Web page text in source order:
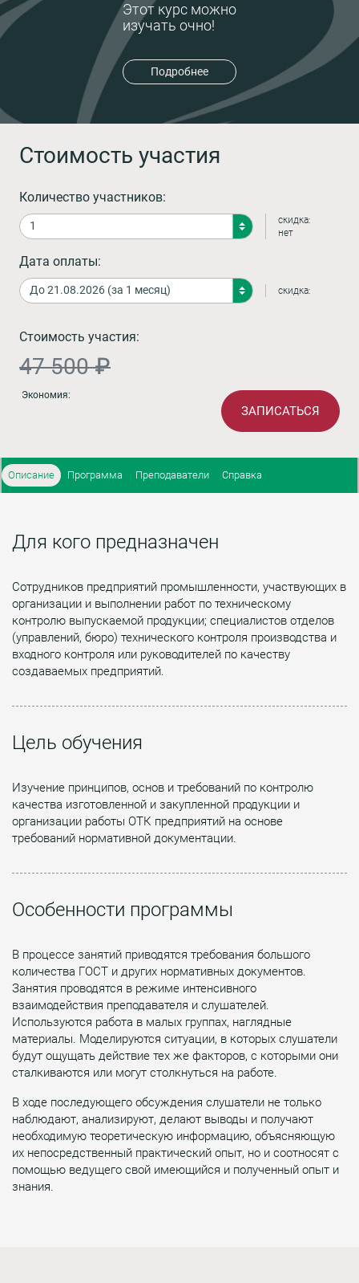
Этот курс можно
изучать очно!
Подробнее
Стоимость участия
Количество участников:
скидка:
нет
Дата оплаты:
скидка:
Стоимость участия:
47 500 ₽
Экономия:
ЗАПИСАТЬСЯ
Описание Программа Преподаватели Справка
Для кого предназначен
Сотрудников предприятий промышленности, участвующих в
организации и выполнении работ по техническому
контролю выпускаемой продукции; специалистов отделов
(управлений, бюро) технического контроля производства и
входного контроля или руководителей по качеству
создаваемых предприятий.
Цель обучения
Изучение принципов, основ и требований по контролю
качества изготовленной и закупленной продукции и
организации работы ОТК предприятий на основе
требований нормативной документации.
Особенности программы
В процессе занятий приводятся требования большого
количества ГОСТ и других нормативных документов.
Занятия проводятся в режиме интенсивного
взаимодействия преподавателя и слушателей.
Используются работа в малых группах, наглядные
материалы. Моделируются ситуации, в которых слушатели
будут ощущать действие тех же факторов, с которыми они
сталкиваются или могут столкнуться на работе.
В ходе последующего обсуждения слушатели не только
наблюдают, анализируют, делают выводы и получают
необходимую теоретическую информацию, объясняющую
их непосредственный практический опыт, но и соотносят с
помощью ведущего свой имеющийся и полученный опыт и
знания.